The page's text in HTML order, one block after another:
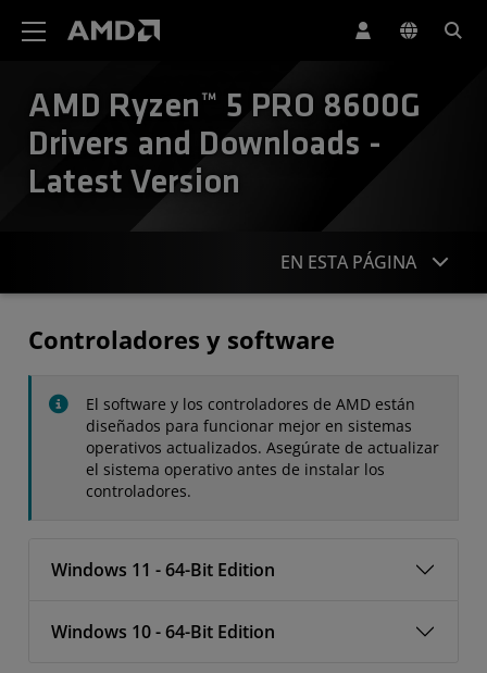
AMD Ryzen™ 5 PRO 8600G
Drivers and Downloads -
Latest Version
EN ESTA PÁGINA
Contacto
Controladores y software
El software y los controladores de AMD están
diseñados para funcionar mejor en sistemas
operativos actualizados. Asegúrate de actualizar
el sistema operativo antes de instalar los
controladores.
Windows 11 - 64-Bit Edition
Windows 10 - 64-Bit Edition